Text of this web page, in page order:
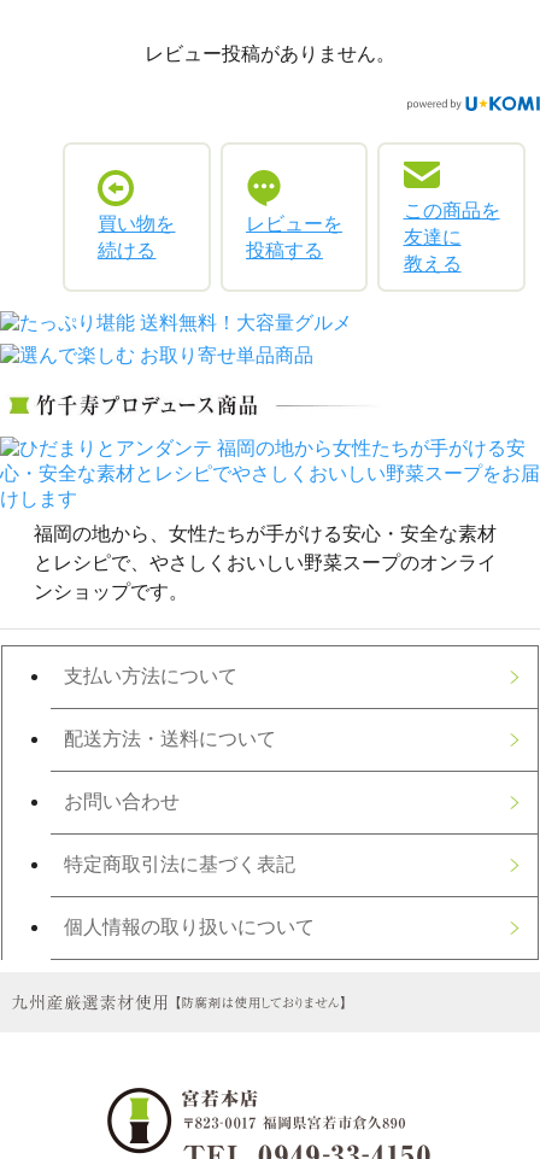
レビュー投稿がありません。
買い物を
続ける
レビューを
投稿する
この商品を
友達に
教える
福岡の地から、女性たちが手がける安心・安全な素材
とレシピで、やさしくおいしい野菜スープのオンライ
ンショップです。
支払い方法について
配送方法・送料について
お問い合わせ
特定商取引法に基づく表記
個人情報の取り扱いについて